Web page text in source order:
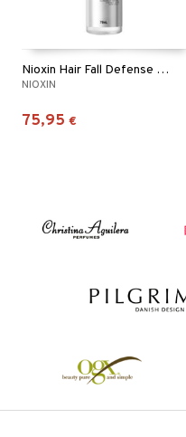
Nioxin Hair Fall Defense Serum
NIOXIN
75,95 €